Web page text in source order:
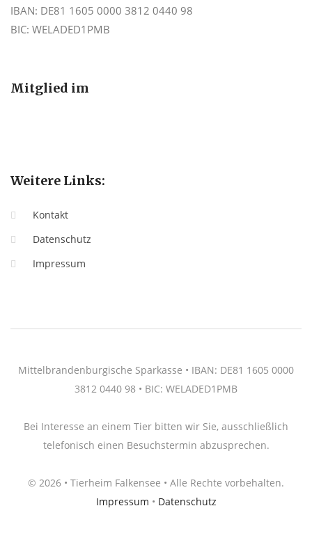
IBAN: DE81 1605 0000 3812 0440 98
BIC: WELADED1PMB
Mitglied im
Weitere Links:
Kontakt
Datenschutz
Impressum
Mittelbrandenburgische Sparkasse • IBAN: DE81 1605 0000
3812 0440 98 • BIC: WELADED1PMB
Bei Interesse an einem Tier bitten wir Sie, ausschließlich
telefonisch einen Besuchstermin abzusprechen.
© 2026 • Tierheim Falkensee • Alle Rechte vorbehalten.
Impressum • Datenschutz